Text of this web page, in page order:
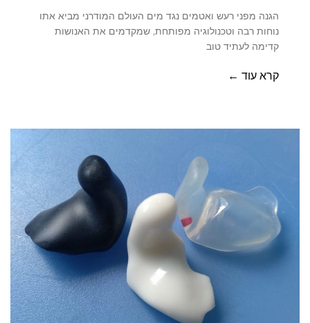
הגנה מפני רעש ואטמים נגד מים העולם המודרני מביא אתו
נוחות רבה וטכנולוגיה מפותחת, שמקדמים את האנושות
קדימה לעתיד טוב
קרא עוד ←